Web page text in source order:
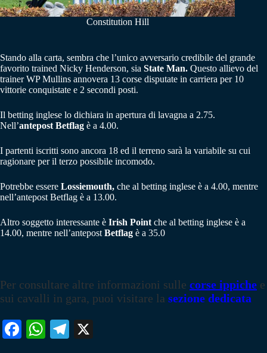
Constitution Hill
Stando alla carta, sembra che l’unico avversario credibile del grande
favorito trained Nicky Henderson, sia State Man. Questo allievo del
trainer WP Mullins annovera 13 corse disputate in carriera per 10
vittorie conquistate e 2 secondi posti.
Il betting inglese lo dichiara in apertura di lavagna a 2.75.
Nell’antepost Betflag è a 4.00.
I partenti iscritti sono ancora 18 ed il terreno sarà la variabile su cui
ragionare per il terzo possibile incomodo.
Potrebbe essere Lossiemouth, che al betting inglese è a 4.00, mentre
nell’antepost Betflag è a 13.00.
Altro soggetto interessante è Irish Pointche al betting inglese è a
14.00, mentre nell’antepostBetflag è a 35.0
Per consultare altre informazioni sulle corse ippiche e
sui cavalli in gara, puoi visitare la sezione dedicata
Fa W
Te